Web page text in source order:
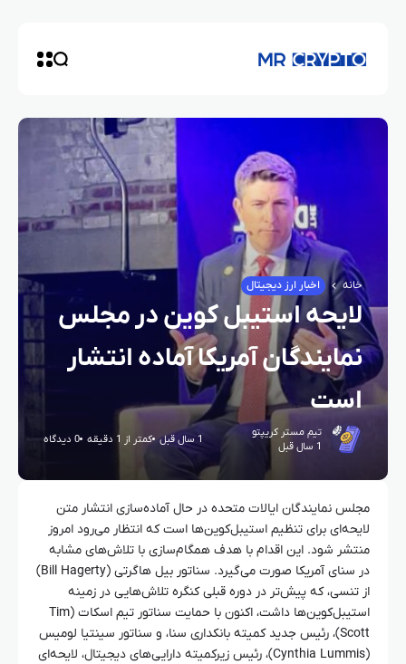
خانه اخبار ارز دیجیتال
لایحه استیبل‌ کوین در مجلس
نمایندگان آمریکا آماده انتشار
است
تیم مستر کریپتو
1 سال قبل
1 سال قبل کمتر از 1 دقیقه 0 دیدگاه
مجلس نمایندگان ایالات متحده در حال آماده‌سازی انتشار متن
لایحه‌ای برای تنظیم استیبل‌کوین‌ها است که انتظار می‌رود امروز
منتشر شود. این اقدام با هدف همگام‌سازی با تلاش‌های مشابه
در سنای آمریکا صورت می‌گیرد. سناتور بیل هاگرتی (Bill Hagerty)
از تنسی، که پیش‌تر در دوره قبلی کنگره تلاش‌هایی در زمینه
استیبل‌کوین‌ها داشت، اکنون با حمایت سناتور تیم اسکات (Tim
Scott)، رئیس جدید کمیته بانکداری سنا، و سناتور سینتیا لومیس
(Cynthia Lummis)، رئیس زیرکمیته دارایی‌های دیجیتال، لایحه‌ای